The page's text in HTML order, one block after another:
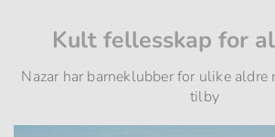
Kult fellesskap for
Nazar har barneklubber for ulike aldre
tilby